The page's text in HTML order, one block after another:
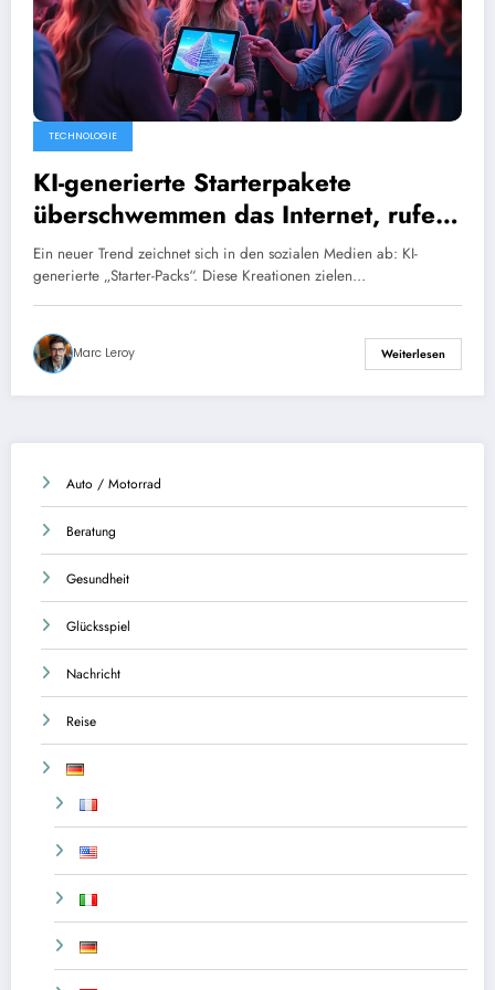
TECHNOLOGIE
KI-generierte Starterpakete
überschwemmen das Internet, rufen
aber gemischte Reaktionen hervor.
Ein neuer Trend zeichnet sich in den sozialen Medien ab: KI-
generierte „Starter-Packs“. Diese Kreationen zielen…
Marc Leroy Weiterlesen
Auto / Motorrad
Beratung
Gesundheit
Glücksspiel
Nachricht
Reise